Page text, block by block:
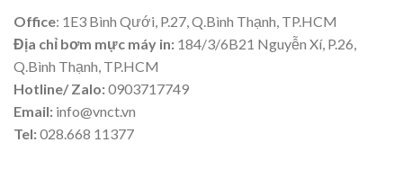
Office: 1E3 Bình Qưới, P.27, Q.Bình Thạnh, TP.HCM
Địa chỉ bơm mực máy in: 184/3/6B21 Nguyễn Xí, P.26,
Q.Bình Thạnh, TP.HCM
Hotline/ Zalo:0903717749
Email: info@vnct.vn
Tel:028.668 11377